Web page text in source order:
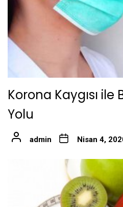
Korona Kaygısı ile
Yolu
admin Nisan 4,